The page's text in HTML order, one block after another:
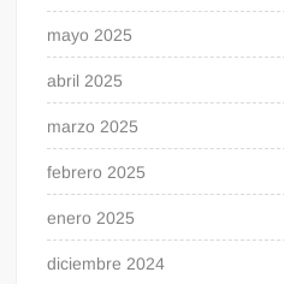
mayo 2025
abril 2025
marzo 2025
febrero 2025
enero 2025
diciembre 2024